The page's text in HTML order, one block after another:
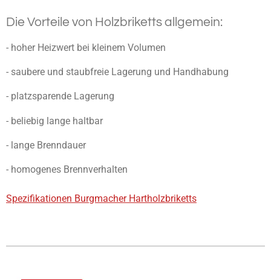
Die Vorteile von Holzbriketts allgemein:
- hoher Heizwert bei kleinem Volumen
- saubere und staubfreie Lagerung und Handhabung
- platzsparende Lagerung
- beliebig lange haltbar
- lange Brenndauer
- homogenes Brennverhalten
Spezifikationen Burgmacher Hartholzbriketts